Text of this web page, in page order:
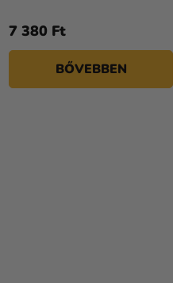
7 380 Ft
BŐVEBBEN